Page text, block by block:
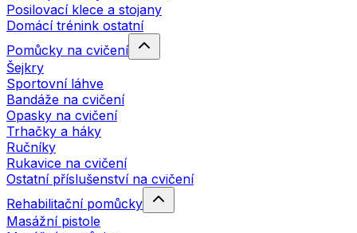
Posilovací klece a stojany
Domácí trénink ostatní
Pomůcky na cvičení
Šejkry
Sportovní láhve
Bandáže na cvičení
Opasky na cvičení
Trhačky a háky
Ručníky
Rukavice na cvičení
Ostatní příslušenství na cvičení
Rehabilitační pomůcky
Masážní pistole